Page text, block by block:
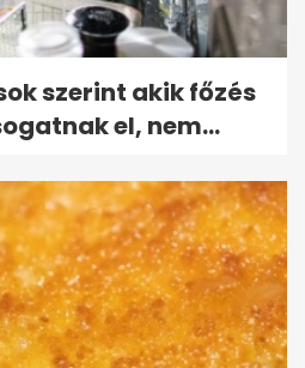
szerint akik főzés
el, nem...